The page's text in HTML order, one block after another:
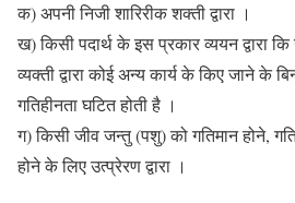
क) अपनी निजी शारिरीक शक्ती द्वारा ।
ख) किसी पदार्थ के इस प्रकार व्ययन द्वारा
व्यक्ती द्वारा कोई अन्य कार्य के किए जाने के
गतिहीनता घटित होती है ।
ग) किसी जीव जन्तु (पशु) को गतिमान होने,
होने के लिए उत्प्रेरण द्वारा ।